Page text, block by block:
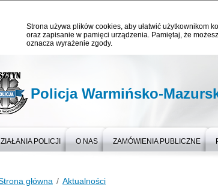
Strona używa plików cookies, aby ułatwić użytkownikom
oraz zapisanie w pamięci urządzenia. Pamiętaj, że
oznacza wyrażenie zgody.
Policja Warmińsko-
POLICJI O NAS ZAMÓWIENIA PUBLICZNE
główna Aktualności